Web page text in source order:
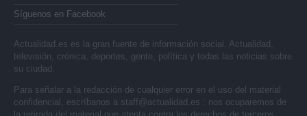
Síguenos en Facebook
Actualidad.es es la gran fuente de información social. Actualidad,
televisión, crónica, deportes, gente, política y todas las noticias sobre
su ciudad.
Para señalar a la redacción de cualquier error en el uso del material
confidencial, escríbanos a staff@actualidad.es : nos ocuparemos de